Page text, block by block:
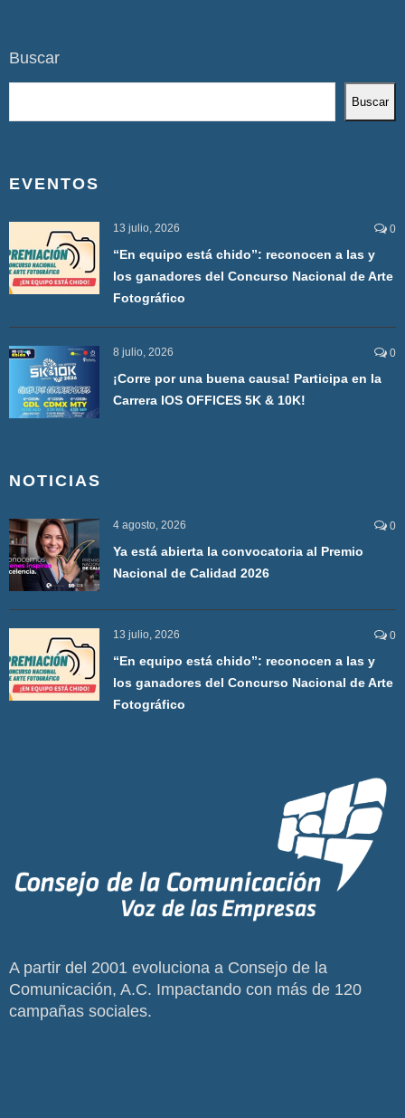
Buscar
Buscar
EVENTOS
13 julio, 2026 0
“En equipo está chido”: reconocen a las y
los ganadores del Concurso Nacional de Arte
Fotográfico
8 julio, 2026 0
¡Corre por una buena causa! Participa en la
Carrera IOS OFFICES 5K & 10K!
NOTICIAS
4 agosto, 2026 0
Ya está abierta la convocatoria al Premio
Nacional de Calidad 2026
13 julio, 2026 0
“En equipo está chido”: reconocen a las y
los ganadores del Concurso Nacional de Arte
Fotográfico
A partir del 2001 evoluciona a Consejo de la
Comunicación, A.C. Impactando con más de 120
campañas sociales.